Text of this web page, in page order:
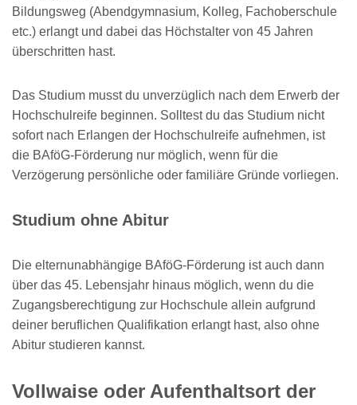
Bildungsweg (Abendgymnasium, Kolleg, Fachoberschule
etc.) erlangt und dabei das Höchstalter von 45 Jahren
überschritten hast.
Das Studium musst du unverzüglich nach dem Erwerb der
Hochschulreife beginnen. Solltest du das Studium nicht
sofort nach Erlangen der Hochschulreife aufnehmen, ist
die BAföG-Förderung nur möglich, wenn für die
Verzögerung persönliche oder familiäre Gründe vorliegen.
Studium ohne Abitur
Die elternunabhängige BAföG-Förderung ist auch dann
über das 45. Lebensjahr hinaus möglich, wenn du die
Zugangsberechtigung zur Hochschule allein aufgrund
deiner beruflichen Qualifikation erlangt hast, also ohne
Abitur studieren kannst.
Vollwaise oder Aufenthaltsort der